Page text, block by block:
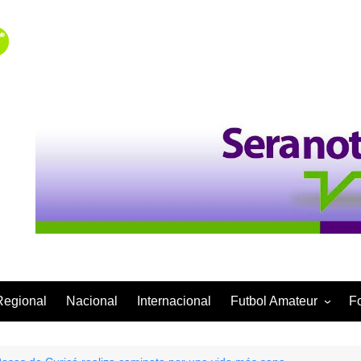
Nacional Internacional Futbol Amateur